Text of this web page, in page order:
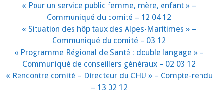
« Pour un service public femme, mère, enfant » –
Communiqué du comité – 12 04 12
« Situation des hôpitaux des Alpes-Maritimes » –
Communiqué du comité – 03 12
« Programme Régional de Santé : double langage » –
Communiqué de conseillers généraux – 02 03 12
« Rencontre comité – Directeur du CHU » – Compte-rendu
– 13 02 12